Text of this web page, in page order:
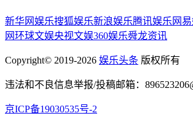
新华网娱乐搜狐娱乐新浪娱乐腾讯娱乐 网
网环球文娱央视文娱360娱乐舜龙资讯
Copyright© 2019-2026 娱乐头条 版权所有
违法和不良信息举报/投稿邮箱：
京ICP备19030535号-2